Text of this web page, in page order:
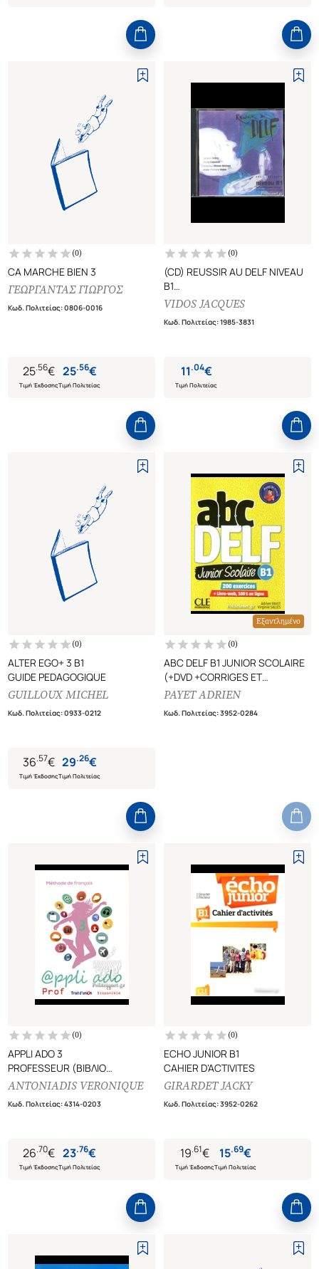
(0)
CA MARCHE BIEN 3
ΓΕΩΡΓΑΝΤΑΣ ΓΙΩΡΓΟΣ
Κωδ. Πολιτείας:0806-0016
25.56€
Τιμή Έκδοσης
25.56€
Τιμή Πολιτείας
(0)
(CD) REUSSIR AU DELF NIVEAU
B1
ORAL COLLECTIF
VIDOS JACQUES
Κωδ. Πολιτείας:1985-3831
11.04€
Τιμή Πολιτείας
(0)
ALTER EGO+ 3 B1
GUIDE PEDAGOGIQUE
GUILLOUX MICHEL
Κωδ. Πολιτείας:0933-0212
36.57€
Τιμή Έκδοσης
29.26€
Τιμή Πολιτείας
Εξαντλημένο
(0)
ABC DELF B1 JUNIOR SCOLAIRE
(+DVD +CORRIGES ET
TRANSCRIPTIONS)
PAYET ADRIEN
Κωδ. Πολιτείας:3952-0284
(0)
APPLI ADO 3
PROFESSEUR (ΒΙΒΛΙΟ
ΚΑΘΗΓΗΤΗ)
ANTONIADIS VERONIQUE
Κωδ. Πολιτείας:4314-0203
26.70€
Τιμή Έκδοσης
23.76€
Τιμή Πολιτείας
(0)
ECHO JUNIOR B1
CAHIER D'ACTIVITES
GIRARDET JACKY
Κωδ. Πολιτείας:3952-0262
19.61€
Τιμή Έκδοσης
15.69€
Τιμή Πολιτείας